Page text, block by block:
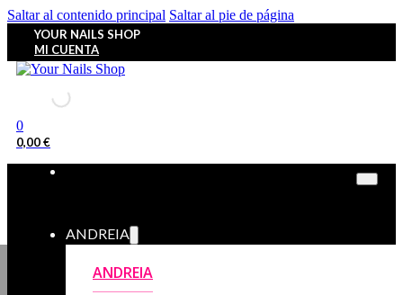
Saltar al contenido principal Saltar al pie de página
YOUR NAILS SHOP
MI CUENTA
0
0,00€
ANDREIA
ANDREIA